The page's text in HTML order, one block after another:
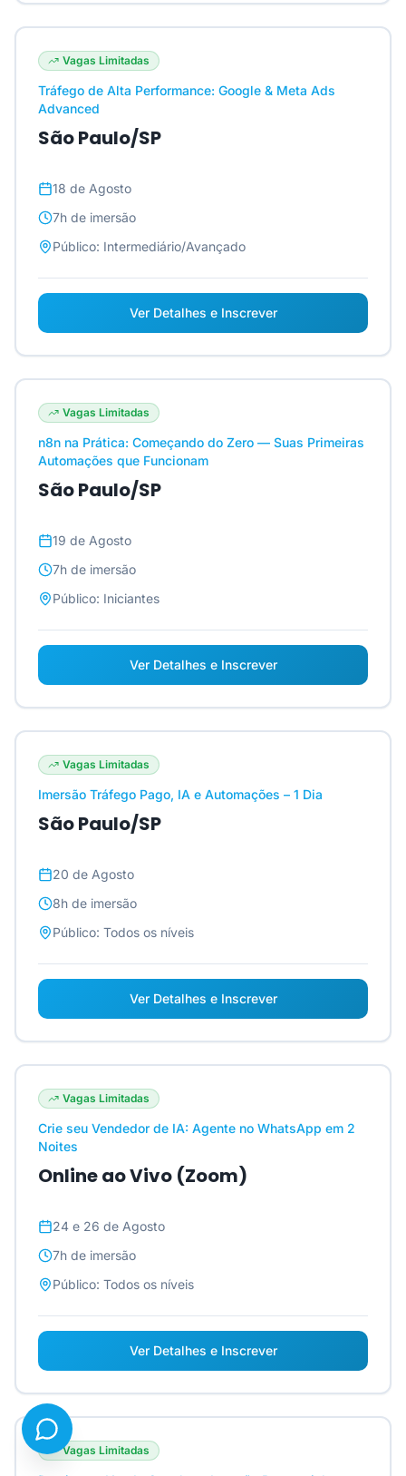
Vagas Limitadas
Tráfego de Alta Performance: Google & Meta Ads
Advanced
São Paulo/SP
18 de Agosto
7h de imersão
Público: Intermediário/Avançado
Ver Detalhes e Inscrever
Vagas Limitadas
n8n na Prática: Começando do Zero — Suas Primeiras
Automações que Funcionam
São Paulo/SP
19 de Agosto
7h de imersão
Público: Iniciantes
Ver Detalhes e Inscrever
Vagas Limitadas
Imersão Tráfego Pago, IA e Automações – 1 Dia
São Paulo/SP
20 de Agosto
8h de imersão
Público: Todos os níveis
Ver Detalhes e Inscrever
Vagas Limitadas
Crie seu Vendedor de IA: Agente no WhatsApp em 2
Noites
Online ao Vivo (Zoom)
24 e 26 de Agosto
7h de imersão
Público: Todos os níveis
Ver Detalhes e Inscrever
Vagas Limitadas